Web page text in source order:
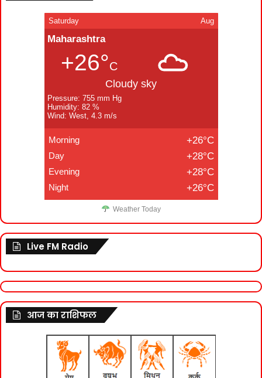
Saturday Aug
Maharashtra
+26°C
Cloudy sky
Pressure: 755 mm Hg
Humidity: 82 %
Wind: West, 4.3 m/s
Morning +26°C
Day +28°C
Evening +28°C
Night +26°C
Weather Today
Live FM Radio
आज का राशिफल